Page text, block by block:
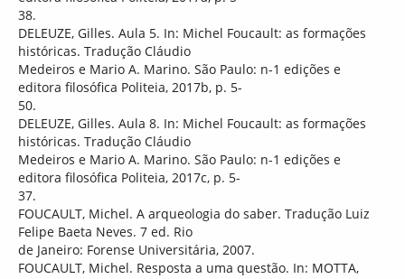
38.
DELEUZE, Gilles. Aula 5. In: Michel Foucault: as formações
históricas. Tradução Cláudio
Medeiros e Mario A. Marino. São Paulo: n-1 edições e
editora filosófica Politeia, 2017b, p. 5-
50.
DELEUZE, Gilles. Aula 8. In: Michel Foucault: as formações
históricas. Tradução Cláudio
Medeiros e Mario A. Marino. São Paulo: n-1 edições e
editora filosófica Politeia, 2017c, p. 5-
37.
FOUCAULT, Michel. A arqueologia do saber. Tradução Luiz
Felipe Baeta Neves. 7 ed. Rio
de Janeiro: Forense Universitária, 2007.
FOUCAULT, Michel. Resposta a uma questão. In: MOTTA,